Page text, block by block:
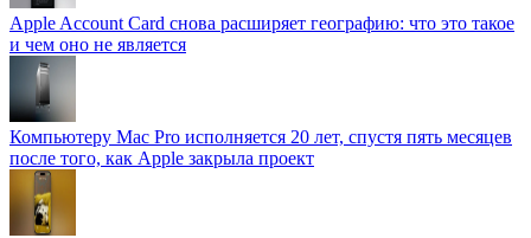
Apple Account Card снова расширяет географию: что это такое
и чем оно не является
Компьютеру Mac Pro исполняется 20 лет, спустя пять месяцев
после того, как Apple закрыла проект